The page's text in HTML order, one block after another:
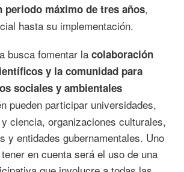
periodo máximo de tres años,
hasta su implementación.
busca fomentar la colaboración
y la comunidad para
sociales y ambientales
pueden participar universidades,
ciencia, organizaciones culturales,
y entidades gubernamentales. Uno
en cuenta será el uso de una